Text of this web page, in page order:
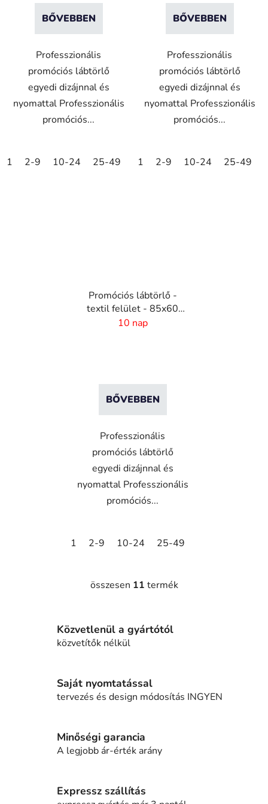
BŐVEBBEN
Professzionális
promóciós lábtörlő
egyedi dizájnnal és
nyomattal Professzionális
promóciós...
1 2-9 10-24 25-49 50-99 100-249 250-499
BŐVEBBEN
Professzionális
promóciós lábtörlő
egyedi dizájnnal és
nyomattal Professzionális
promóciós...
1 2-9 10-24 25-49
Promóciós lábtörlő -
textil felület - 85x60
cm
10 nap
BŐVEBBEN
Professzionális
promóciós lábtörlő
egyedi dizájnnal és
nyomattal Professzionális
promóciós...
1 2-9 10-24 25-49
L
t
á
n
t
á
l
összesen 11 termék
Közvetlenül a gyártótól
közvetítők nélkül
Saját nyomtatással
tervezés és design módosítás INGYEN
Minőségi garancia
A legjobb ár-érték arány
Expressz szállítás